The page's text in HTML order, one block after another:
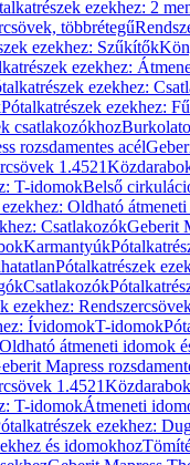
ezekhez: 2
többrétegű
ezekhez: Szűkítők
ezekhez:
ezekhez:
Pótalkatrészek ezekhez:
csatlakozókhoz
rozsdamentes acél
1.4521
T-idomokBelső
Oldható
CsatlakozókGeberit
Karmantyúk
Pótalkatrészek
Csatlakozók
ezekhez:
ÍvidomokT-idomok
átmeneti idomok
Mapress
1.4521Közdarabok
T-idomokÁtmeneti
ezekhez:
és idomokhoz